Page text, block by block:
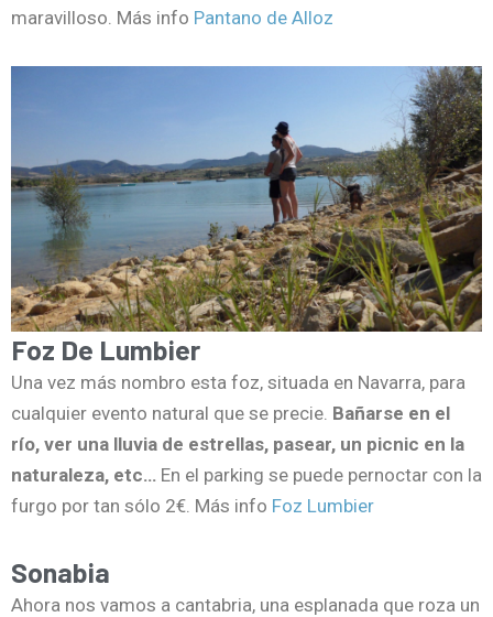
maravilloso. Más info Pantano de Alloz
Foz De Lumbier
Una vez más nombro esta foz, situada en Navarra, para
cualquier evento natural que se precie. Bañarse en el
río, ver una lluvia de estrellas, pasear, un picnic en la
naturaleza, etc… En el parking se puede pernoctar con la
furgo por tan sólo 2€. Más info Foz Lumbier
Sonabia
Ahora nos vamos a cantabria, una esplanada que roza un